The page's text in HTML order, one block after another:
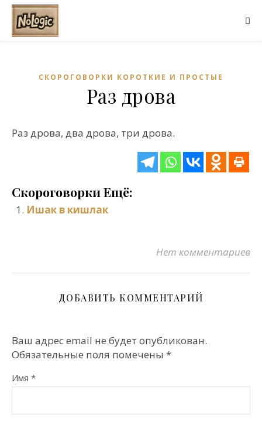
СКОРОГОВОРКИ КОРОТКИЕ И ПРОСТЫЕ
Раз дрова
Раз дрова, два дрова, три дрова.
Скороговорки Ещё:
Ишак в кишлак
Нет комментариев
ДОБАВИТЬ КОММЕНТАРИЙ
Ваш адрес email не будет опубликован.
Обязательные поля помечены *
Имя *